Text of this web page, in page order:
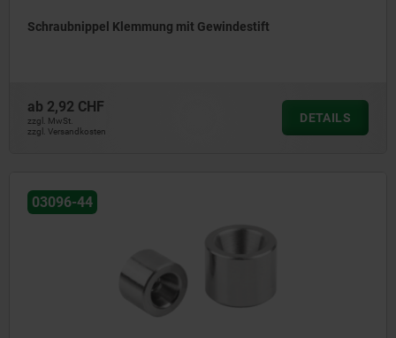
Schraubnippel Klemmung mit Gewindestift
ab 2,92 CHF
zzgl. MwSt.
zzgl. Versandkosten
DETAILS
03096-44